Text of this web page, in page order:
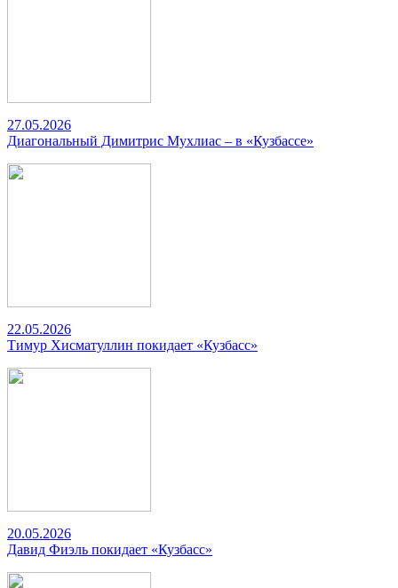
27.05.2026
Диагональный Димитрис Мухлиас – в «Кузбассе»
22.05.2026
Тимур Хисматуллин покидает «Кузбасс»
20.05.2026
Давид Фиэль покидает «Кузбасс»